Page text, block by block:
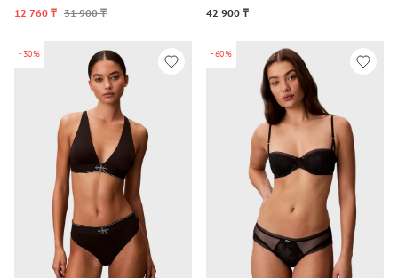
12 760 ₸ 31 900 ₸
42 900 ₸
-30% -60%